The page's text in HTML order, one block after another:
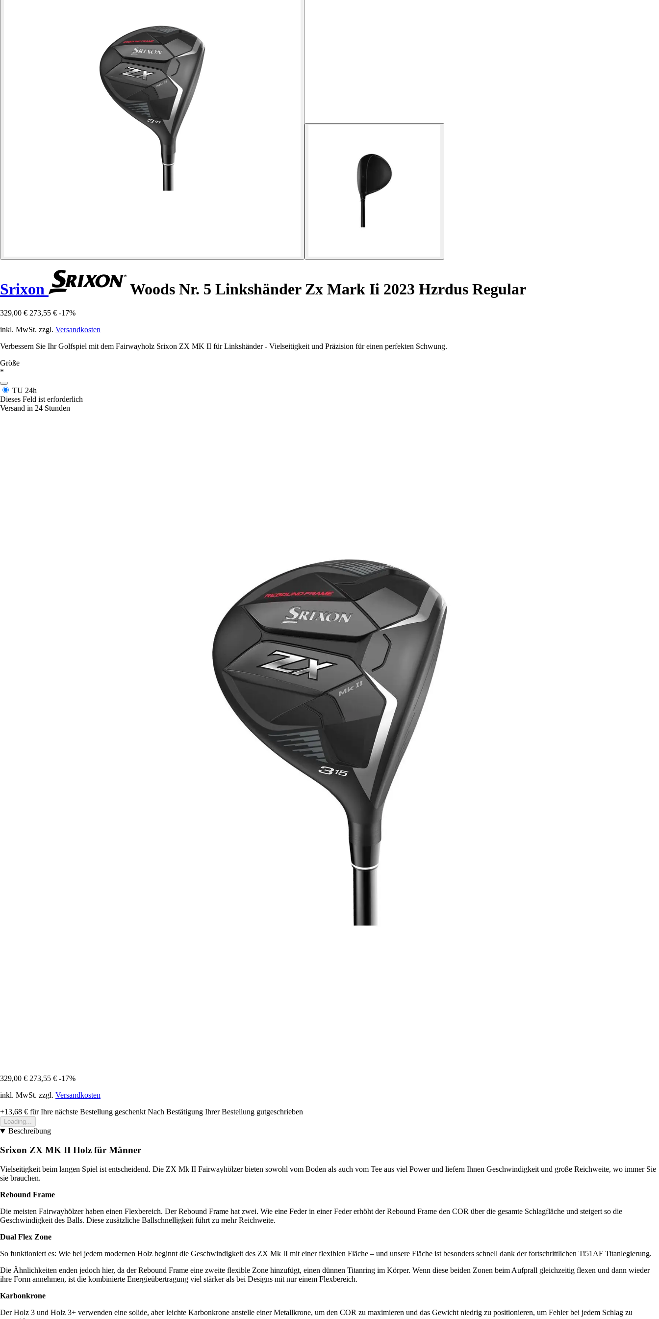
Srixon Woods Nr. 5 Linkshänder Zx Mark Ii 2023 Hzrdus Regular
329,00 € 273,55 € -17%
inkl. MwSt. zzgl. Versandkosten
Verbessern Sie Ihr Golfspiel mit dem Fairwayholz Srixon ZX MK II für Linkshänder - Vielseitigkeit und Präzision für einen perfekten Schwung.
Größe
*
TU 24h
Dieses Feld ist erforderlich
Versand in 24 Stunden
329,00 € 273,55 € -17%
inkl. MwSt. zzgl. Versandkosten
+13,68 € für Ihre nächste Bestellung geschenkt Nach Bestätigung Ihrer Bestellung gutgeschrieben
Loading...
Beschreibung
Srixon ZX MK II Holz für Männer
Vielseitigkeit beim langen Spiel ist entscheidend. Die ZX Mk II Fairwayhölzer bieten sowohl vom Boden als auch vom Tee aus viel Power und liefern Ihnen Geschwindigkeit und große Reichweite, wo immer Sie
sie brauchen.
Rebound Frame
Die meisten Fairwayhölzer haben einen Flexbereich. Der Rebound Frame hat zwei. Wie eine Feder in einer Feder erhöht der Rebound Frame den COR über die gesamte Schlagfläche und steigert so die
Geschwindigkeit des Balls. Diese zusätzliche Ballschnelligkeit führt zu mehr Reichweite.
Dual Flex Zone
So funktioniert es: Wie bei jedem modernen Holz beginnt die Geschwindigkeit des ZX Mk II mit einer flexiblen Fläche – und unsere Fläche ist besonders schnell dank der fortschrittlichen Ti51AF Titanlegierung.
Die Ähnlichkeiten enden jedoch hier, da der Rebound Frame eine zweite flexible Zone hinzufügt, einen dünnen Titanring im Körper. Wenn diese beiden Zonen beim Aufprall gleichzeitig flexen und dann wieder
ihre Form annehmen, ist die kombinierte Energieübertragung viel stärker als bei Designs mit nur einem Flexbereich.
Karbonkrone
Der Holz 3 und Holz 3+ verwenden eine solide, aber leichte Karbonkrone anstelle einer Metallkrone, um den COR zu maximieren und das Gewicht niedrig zu positionieren, um Fehler bei jedem Schlag zu